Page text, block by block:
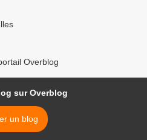
Overblog
sur Overblog
un blog